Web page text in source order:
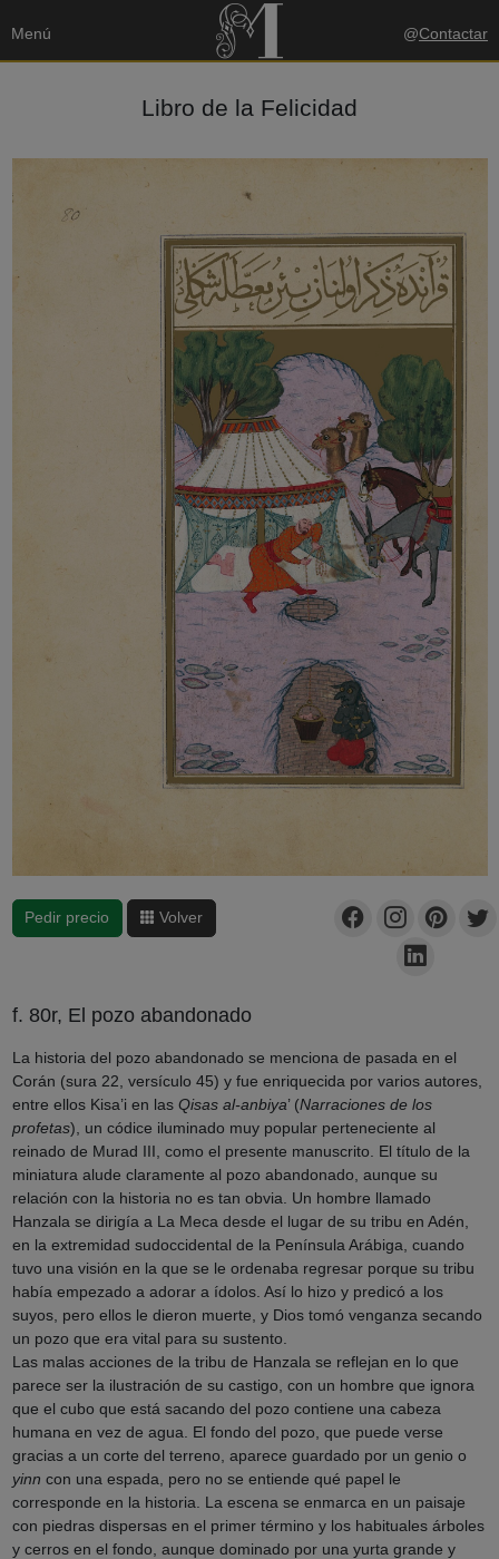
Menú @Contactar
Libro de la Felicidad
Pedir precio Volver
f. 80r, El pozo abandonado
La historia del pozo abandonado se menciona de pasada en el
Corán (sura 22, versículo 45) y fue enriquecida por varios autores,
entre ellos Kisa’i en las Qisas al-anbiya’ (Narraciones de los
profetas), un códice iluminado muy popular perteneciente al
reinado de Murad III, como el presente manuscrito. El título de la
miniatura alude claramente al pozo abandonado, aunque su
relación con la historia no es tan obvia. Un hombre llamado
Hanzala se dirigía a La Meca desde el lugar de su tribu en Adén,
en la extremidad sudoccidental de la Península Arábiga, cuando
tuvo una visión en la que se le ordenaba regresar porque su tribu
había empezado a adorar a ídolos. Así lo hizo y predicó a los
suyos, pero ellos le dieron muerte, y Dios tomó venganza secando
un pozo que era vital para su sustento.
Las malas acciones de la tribu de Hanzala se reflejan en lo que
parece ser la ilustración de su castigo, con un hombre que ignora
que el cubo que está sacando del pozo contiene una cabeza
humana en vez de agua. El fondo del pozo, que puede verse
gracias a un corte del terreno, aparece guardado por un genio o
yinn con una espada, pero no se entiende qué papel le
corresponde en la historia. La escena se enmarca en un paisaje
con piedras dispersas en el primer término y los habituales árboles
y cerros en el fondo, aunque dominado por una yurta grande y